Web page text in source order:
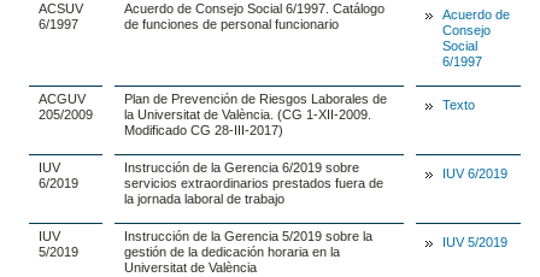
ACSUV
6/1997
Acuerdo de Consejo Social 6/1997. Catálogo
de funciones de personal funcionario
Acuerdo de
Consejo
Social
6/1997
ACGUV
205/2009
Plan de Prevención de Riesgos Laborales de
la Universitat de València. (CG 1-XII-2009.
Modificado CG 28-III-2017)
Texto
IUV
6/2019
Instrucción de la Gerencia 6/2019 sobre
servicios extraordinarios prestados fuera de
la jornada laboral de trabajo
IUV 6/2019
IUV
5/2019
Instrucción de la Gerencia 5/2019 sobre la
gestión de la dedicación horaria en la
Universitat de València
IUV 5/2019